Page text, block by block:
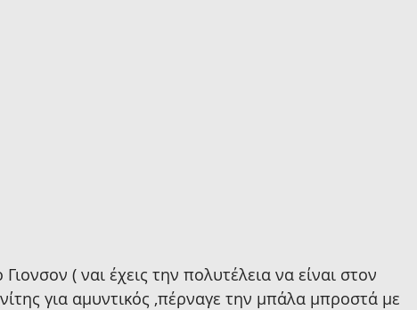
( ναι έχεις την πολυτέλεια να είναι στον
για αμυντικός ,πέρναγε την μπάλα μπροστά με